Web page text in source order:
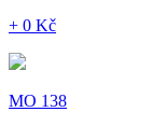
+ 0 Kč
MO 138